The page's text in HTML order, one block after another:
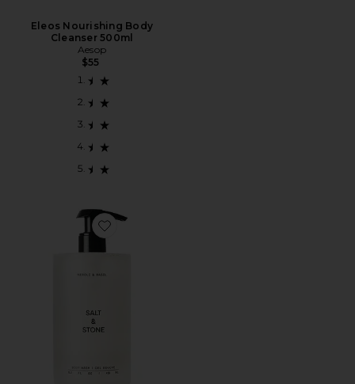
Eleos Nourishing Body
Cleanser 500ml
Aesop
$55
Favorite Neroli & Basil Body Wash